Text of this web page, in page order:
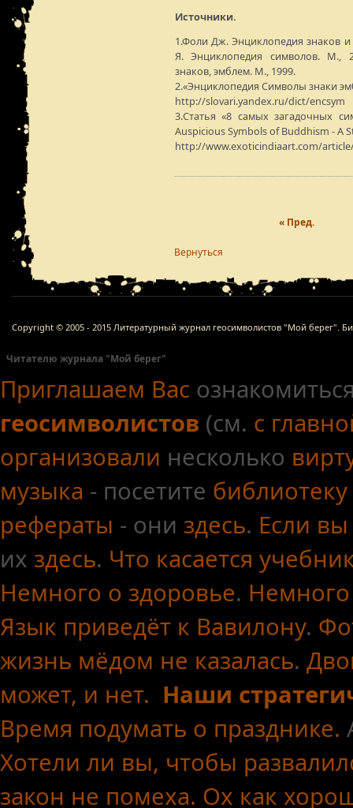
Источники.
1.Фоли Дж. Энциклопедия знаков
Я. Энциклопедия символов. М.,
знаков, эмблем. М., 1999.
2.«Энциклопедия Символы знаки
http://slovari.yandex.ru/dict/encsym
3.Статья «8 самых загадочных
Auspicious Symbols of Buddhism - A
http://www.exoticindiaart.com/
« Пред.
Вернуться
Copyright © 2005 - 2015 Литературный журнал геосимволистов "Мой берег".
Читателю журнала "Мой берег"
Приглашаем Вас
геосимволистов (см. с
организовали несколько
музыка - посетите
рефераты - они здесь. Если
их здесь. Что касается
Немного о здоровье.
Язык приведёт к Вавилону.
жизнь мёдом не казалась.
может, и нет. Наши
Время подумать о празднике.
Хотели ли вы, чтобы
закон не помеха. Ох как